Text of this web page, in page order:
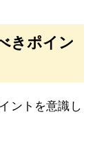
きポイン
ントを意識し